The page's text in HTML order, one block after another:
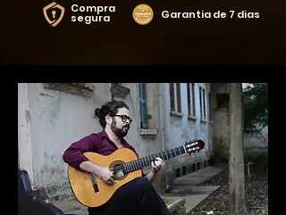
Compra
segura Garantia de 7 dias